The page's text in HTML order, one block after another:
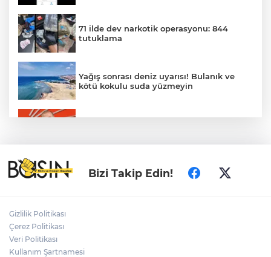
71 ilde dev narkotik operasyonu: 844
tutuklama
Yağış sonrası deniz uyarısı! Bulanık ve
kötü kokulu suda yüzmeyin
Türkiye ile Vietnam arasında 'hava'da
yeni dönem... Sefer kapasitesi artırıldı
Bizi Takip Edin!
Gizlilik Politikası
Çerez Politikası
Veri Politikası
Kullanım Şartnamesi